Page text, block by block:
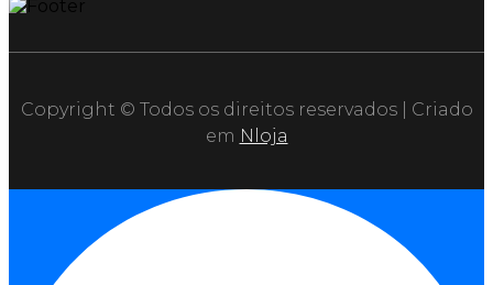
Copyright © Todos os direitos reservados | Criado
em Nloja